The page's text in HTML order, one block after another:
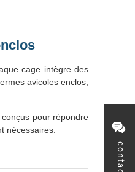
contact
cage intègre des
avicoles enclos,
pour répondre
nécessaires.